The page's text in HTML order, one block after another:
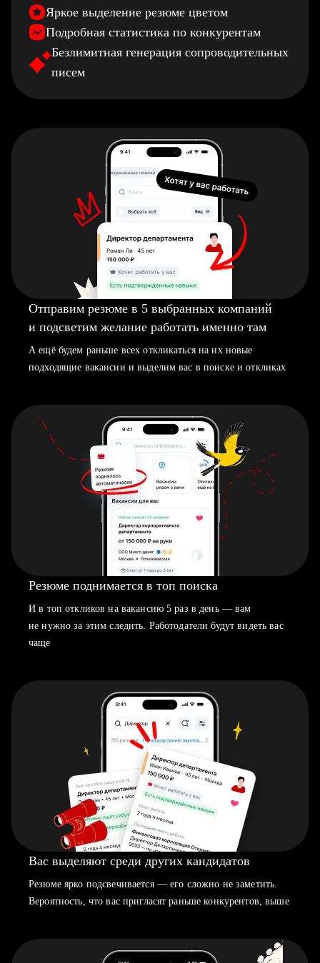
Яркое выделение резюме цветом
Подробная статистика по конкурентам
Безлимитная генерация сопроводительных
писем
Отправим резюме в 5 выбранных компаний
и подсветим желание работать именно там
А ещё будем раньше всех откликаться на их новые
подходящие вакансии и выделим вас в поиске и откликах
Резюме поднимается в топ поиска
И в топ откликов на вакансию 5 раз в день — вам
не нужно за этим следить. Работодатели будут видеть вас
чаще
Вас выделяют среди других кандидатов
Резюме ярко подсвечивается — его сложно не заметить.
Вероятность, что вас пригласят раньше конкурентов, выше